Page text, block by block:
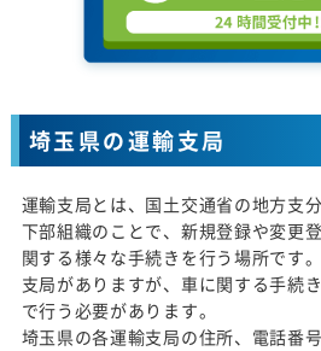
埼玉県の運輸支局
運輸支局とは、国土交通省の地方支
下部組織のことで、新規登録や変更
関する様々な手続きを行う場所です
支局がありますが、車に関する手続
で行う必要があります。
埼玉県の各運輸支局の住所、電話番